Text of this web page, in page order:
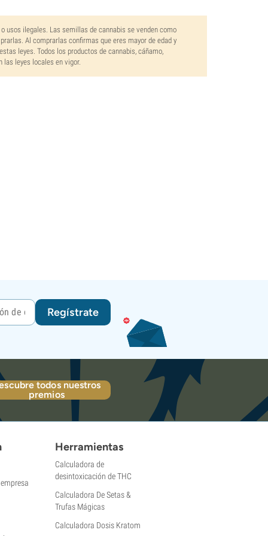
usos ilegales. Las semillas de cannabis se venden como
Al comprarlas confirmas que eres mayor de edad y
leyes. Todos los productos de cannabis, cáñamo,
leyes locales en vigor.
Regístrate
todos nuestros
premios
Herramientas
Calculadora de
desintoxicación de THC
Calculadora De Setas &
Trufas Mágicas
Calculadora Dosis Kratom